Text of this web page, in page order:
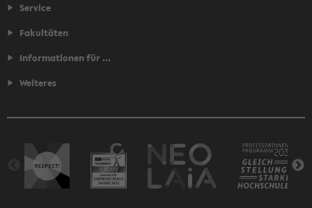
Service
Fakultäten
Informationen für ...
Weiteres